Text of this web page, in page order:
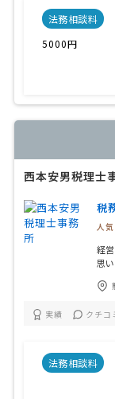
法務相談料
5000円
西本安男税理士
税
人気
経
思
実績 クチコ
法務相談料